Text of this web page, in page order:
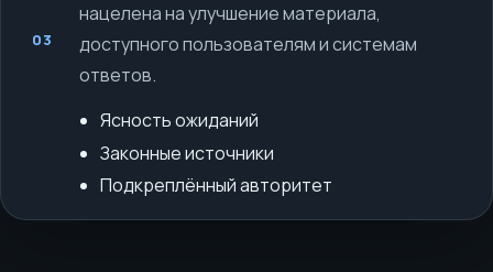
03
нацелена на улучшение материала,
доступного пользователям и системам
ответов.
Ясность ожиданий
Законные источники
Подкреплённый авторитет